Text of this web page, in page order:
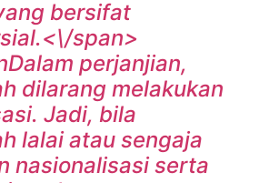
bersifat
span>
Dalam perjanjian,
dilarang melakukan
Jadi, bila
lalai atau sengaja
nasionalisasi serta